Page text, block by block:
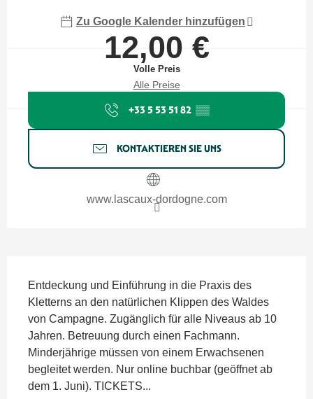
Zu Google Kalender hinzufügen
12,00 €
Volle Preis
Alle Preise
+33 5 53 51 82 ▒▒
KONTAKTIEREN SIE UNS
www.lascaux-dordogne.com
Entdeckung und Einführung in die Praxis des
Kletterns an den natürlichen Klippen des Waldes
von Campagne. Zugänglich für alle Niveaus ab 10
Jahren. Betreuung durch einen Fachmann.
Minderjährige müssen von einem Erwachsenen
begleitet werden. Nur online buchbar (geöffnet ab
dem 1. Juni). TICKETS...